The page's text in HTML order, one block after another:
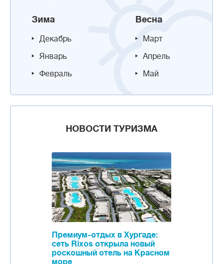
Зима
Декабрь
Январь
Февраль
Весна
Март
Апрель
Май
НОВОСТИ ТУРИЗМА
Премиум-отдых в Хургаде:
сеть Rixos открыла новый
роскошный отель на Красном
море